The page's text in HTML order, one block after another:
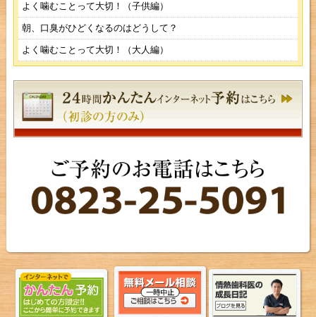
よく噛むことって大切！（子供編）
朝、口臭がひどくなるのはどうして？
よく噛むことって大切！（大人編）